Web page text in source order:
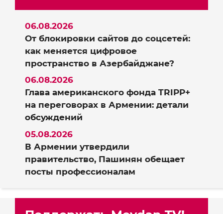
От блокировки сайтов до соцсетей:
как меняется цифровое
пространство в Азербайджане?
06.08.2026
Глава американского фонда TRIPP+
на переговорах в Армении: детали
обсуждений
06.08.2026
В Армении утвердили
правительство, Пашинян обещает
посты профессионалам
05.08.2026